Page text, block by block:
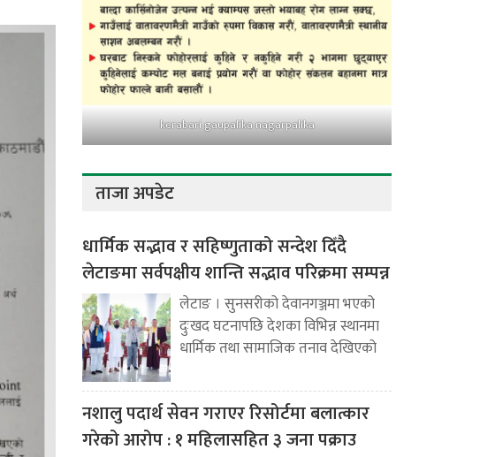
kerabari gaupalika nagarpalika
ताजा अपडेट
धार्मिक सद्भाव र सहिष्णुताको सन्देश दिँदै
लेटाङमा सर्वपक्षीय शान्ति सद्भाव परिक्रमा सम्पन्न
लेटाङ । सुनसरीको देवानगञ्जमा भएको
दुःखद घटनापछि देशका विभिन्न स्थानमा
धार्मिक तथा सामाजिक तनाव देखिएको
नशालु पदार्थ सेवन गराएर रिसोर्टमा बलात्कार
गरेको आरोप : १ महिलासहित ३ जना पक्राउ